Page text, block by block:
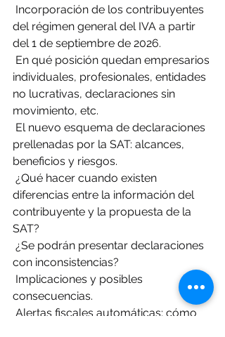
Incorporación de los contribuyentes
del régimen general del IVA a partir
del 1 de septiembre de 2026.
En qué posición quedan empresarios
individuales, profesionales, entidades
no lucrativas, declaraciones sin
movimiento, etc.
El nuevo esquema de declaraciones
prellenadas por la SAT: alcances,
beneficios y riesgos.
¿Qué hacer cuando existen
diferencias entre la información del
contribuyente y la propuesta de la
SAT?
¿Se podrán presentar declaraciones
con inconsistencias?
Implicaciones y posibles
consecuencias.
Alertas fiscales automáticas: cómo